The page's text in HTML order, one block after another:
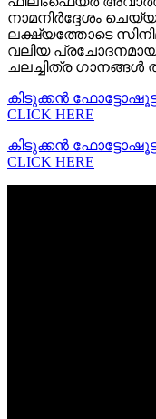
നാമനിർദ്ദേശം
ലക്ഷ്യത്തോടെ
വലിയ
ചലച്ചിത്ര ഗാനങ്ങൾ
കിടുക്കന്‍
CLICK HERE
കിടുക്കന്‍
CLICK HERE